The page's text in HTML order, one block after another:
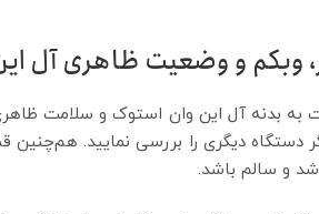
وبکم و وضعیت ظاهری آل
به بدنه آل این وان استوک و سلامت
دیگری را بررسی نمایید. هم‌چنین
و سالم باشد.